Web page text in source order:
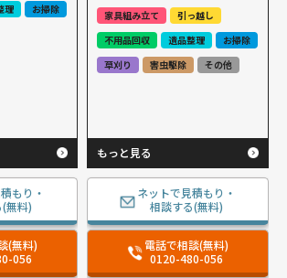
理
お掃除
もり・
無料)
(無料)
056
家具組み立て
引っ越し
不用品回収
遺品整理
お掃除
草刈り
害虫駆除 その他
もっと見る
ネットで見積もり・
相談する(無料)
電話で相談(無料)
0120-480-056